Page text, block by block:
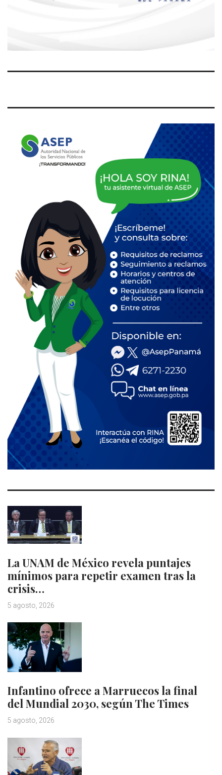
La UNAM de México revela puntajes
mínimos para repetir examen tras la
crisis…
5 agosto, 2026
Infantino ofrece a Marruecos la final
del Mundial 2030, según The Times
5 agosto, 2026